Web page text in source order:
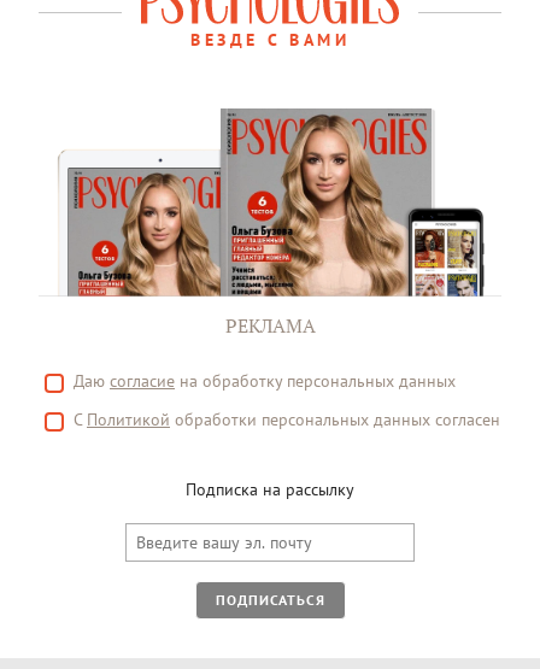
ВЕЗДЕ С ВАМИ
РЕКЛАМА
Даю согласие на обработку персональных данных
С Политикой обработки персональных данных согласен
Подписка на рассылку
ПОДПИСАТЬСЯ